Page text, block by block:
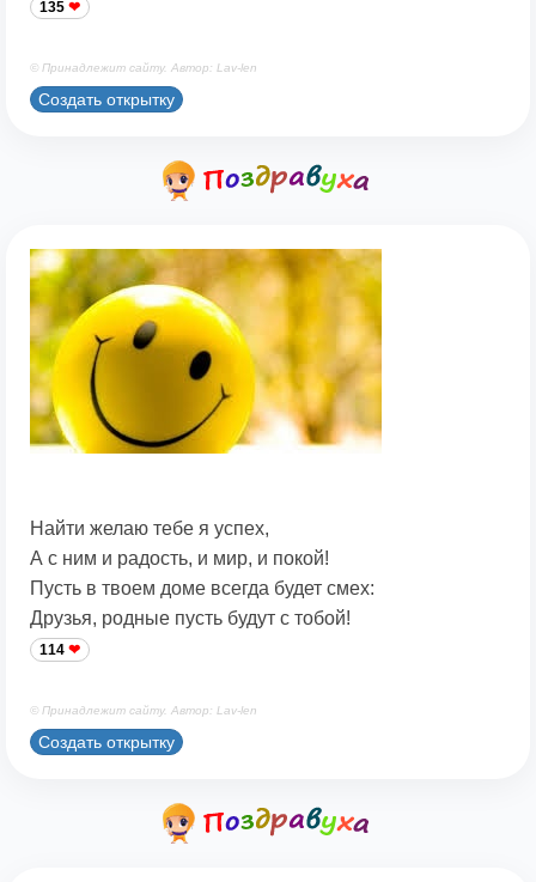
135
© Принадлежит сайту. Автор: Lav-len
Создать открытку
Найти желаю тебе я успех,
А с ним и радость, и мир, и покой!
Пусть в твоем доме всегда будет смех:
Друзья, родные пусть будут с тобой!
114
© Принадлежит сайту. Автор: Lav-len
Создать открытку